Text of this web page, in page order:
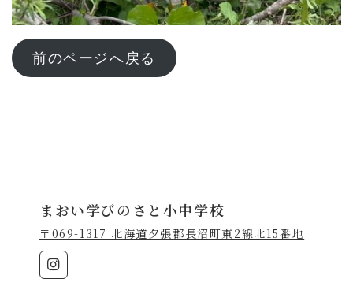
前のページへ戻る
まおい学びのさと小中学校
〒069-1317 北海道夕張郡長沼町東2線北15番地